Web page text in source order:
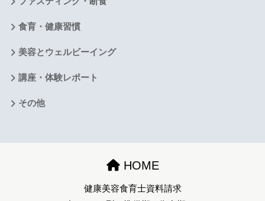
食育・健康習慣
美容とウェルビーイング
講座・体験レポート
その他
HOME
健康美容食育士資料請求